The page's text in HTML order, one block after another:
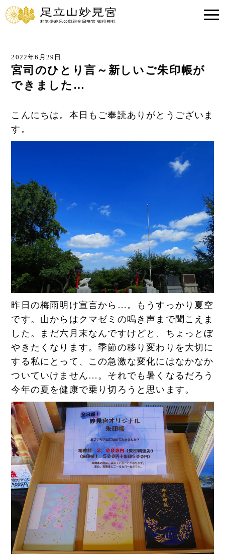
2022年6月29日
宮司のひとり言～新しいご朱印帳が
できました…
こんにちは。本日もご奉読ありがとうございま
す。
昨日の梅雨明け宣言から…。もうすっかり夏空
です。山からはクマゼミの鳴き声まで聞こえま
した。まだ六月末なんですけどと、ちょっとぼ
やきたくなります。季節の移り変わりを大切に
する私にとって、この急激な変化にはなかなか
ついていけません…。それでも暑くなるだろう
今年の夏を健康で乗り切ろうと思います。